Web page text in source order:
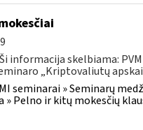
informacija skelbiama:
„Kriptovaliutų
seminarai » Seminarų
» Pelno ir kitų mokesčių